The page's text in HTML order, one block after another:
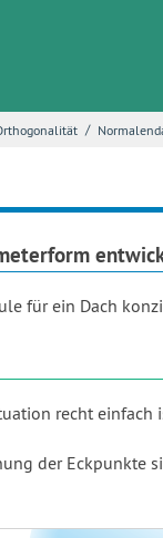
/
für ein Dach
recht
der